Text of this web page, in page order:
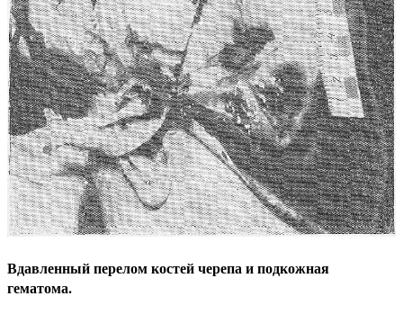
Вдавленный перелом костей черепа и подкожная
гематома.